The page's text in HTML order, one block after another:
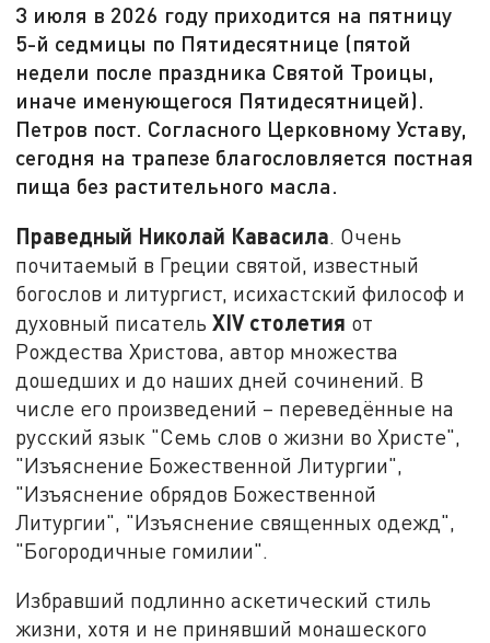
3 июля в 2026 году приходится на пятницу
5-й седмицы по Пятидесятнице (пятой
недели после праздника Святой Троицы,
иначе именующегося Пятидесятницей).
Петров пост. Согласного Церковному Уставу,
сегодня на трапезе благословляется постная
пища без растительного масла.
Праведный Николай Кавасила. Очень
почитаемый в Греции святой, известный
богослов и литургист, исихастский философ и
духовный писательXIVстолетия от
Рождества Христова, автор множества
дошедших и до наших дней сочинений. В
числе его произведений – переведённые на
русский язык "Семь слов о жизни во Христе",
"Изъяснение Божественной Литургии",
"Изъяснение обрядов Божественной
Литургии", "Изъяснение священных одежд",
"Богородичные гомилии".
Избравший подлинно аскетический стиль
жизни, хотя и не принявший монашеского